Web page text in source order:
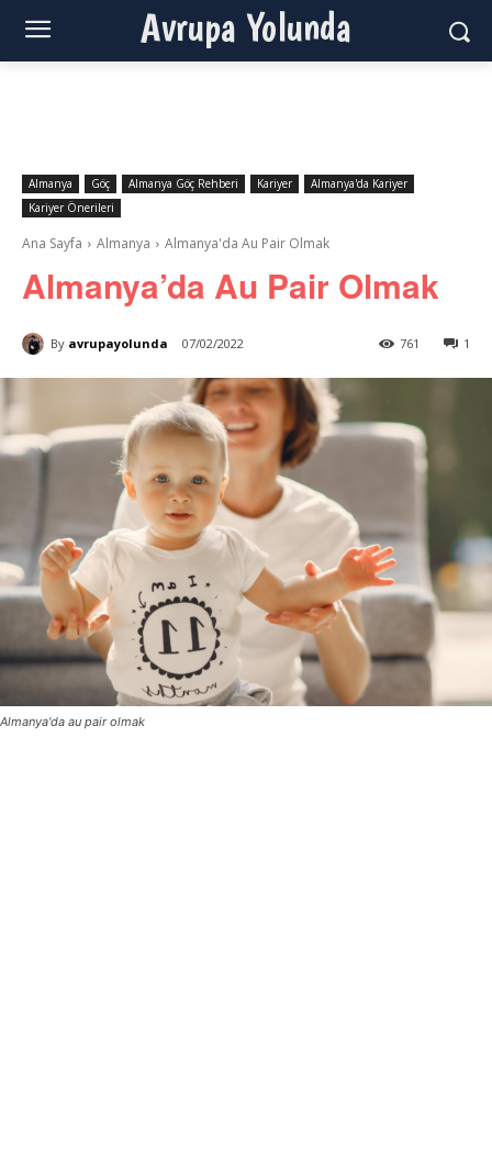
Avrupa Yolunda
Almanya Göç Almanya Göç Rehberi Kariyer
Almanya'da Kariyer
Kariyer Önerileri
Ana Sayfa Almanya Almanya'da Au Pair Olmak
Almanya’da Au Pair Olmak
By avrupayolunda 07/02/2022 1
761
Almanya'da au pair olmak